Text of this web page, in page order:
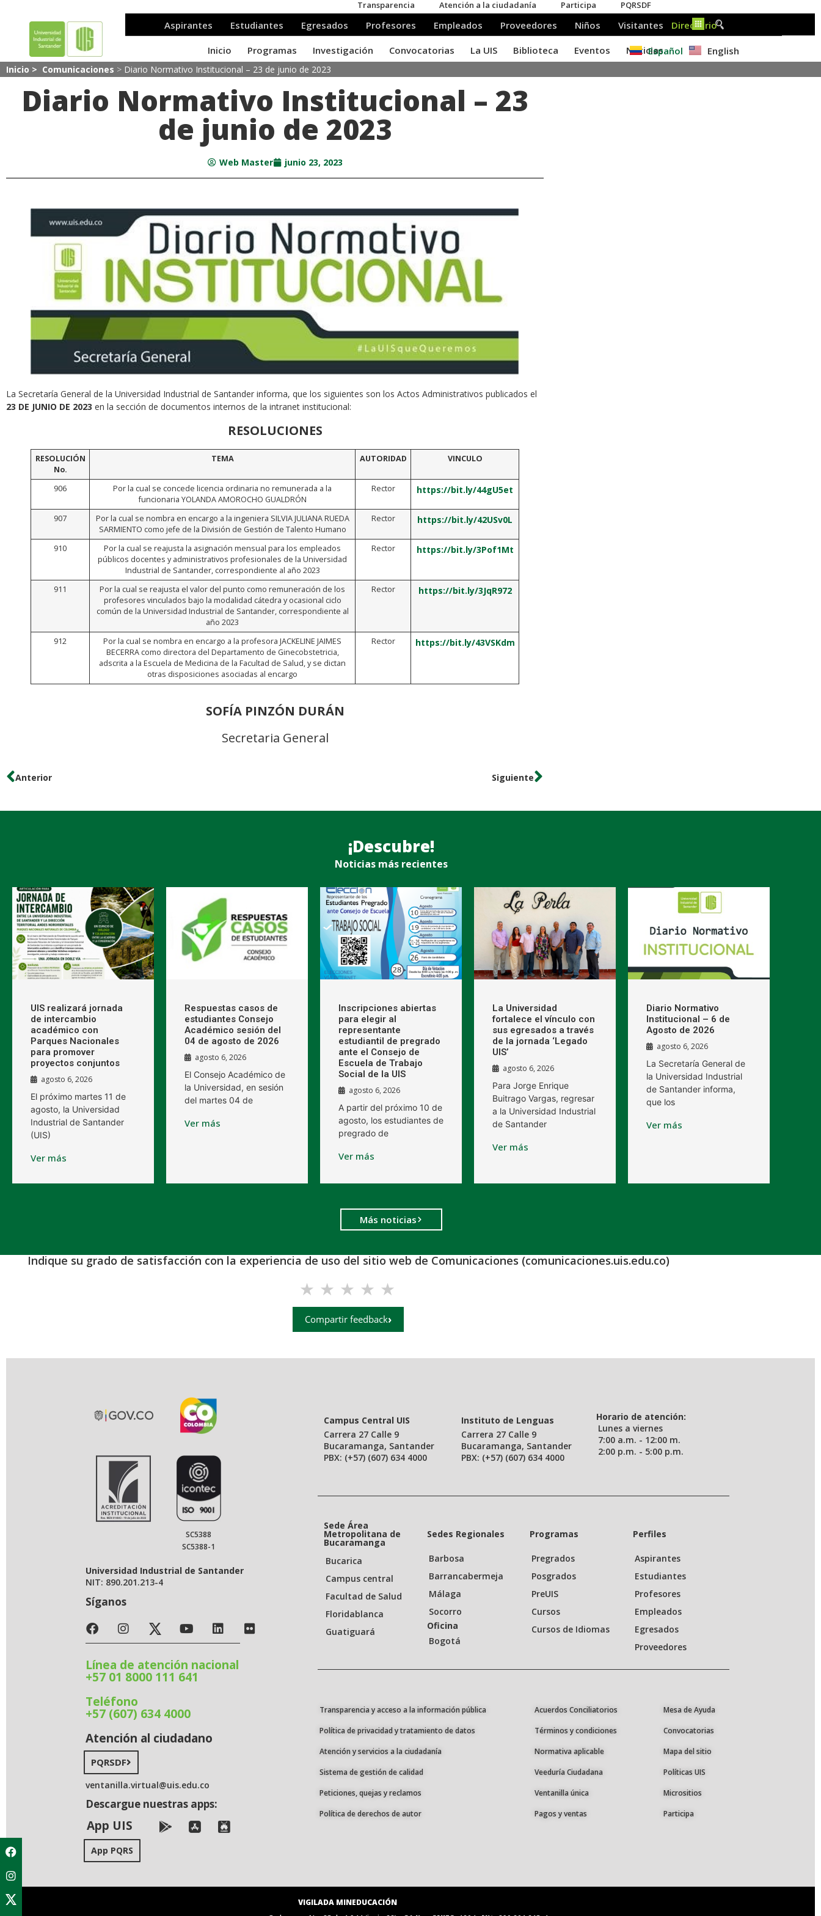
Español English
Inicio > Comunicaciones > Diario Normativo Institucional – 23 de junio de 2023
Diario Normativo Institucional – 23
de junio de 2023
Web Master junio 23, 2023
La Secretaría General de la Universidad Industrial de Santander informa, que los siguientes son los Actos Administrativos publicados el
23 DE JUNIO DE 2023 en la sección de documentos internos de la intranet institucional:
RESOLUCIONES
RESOLUCIÓN
No.
TEMA AUTORIDAD VINCULO
906
Por la cual se concede licencia ordinaria no remunerada a la
funcionaria YOLANDA AMOROCHO GUALDRÓN
Rector https://bit.ly/44gU5et
907
Por la cual se nombra en encargo a la ingeniera SILVIA JULIANA RUEDA
SARMIENTO como jefe de la División de Gestión de Talento Humano
Rector https://bit.ly/42USv0L
910
Por la cual se reajusta la asignación mensual para los empleados
públicos docentes y administrativos profesionales de la Universidad
Industrial de Santander, correspondiente al año 2023
Rector https://bit.ly/3Pof1Mt
911
Por la cual se reajusta el valor del punto como remuneración de los
profesores vinculados bajo la modalidad cátedra y ocasional ciclo
común de la Universidad Industrial de Santander, correspondiente al
año 2023
Rector https://bit.ly/3JqR972
912
Por la cual se nombra en encargo a la profesora JACKELINE JAIMES
BECERRA como directora del Departamento de Ginecobstetricia,
adscrita a la Escuela de Medicina de la Facultad de Salud, y se dictan
otras disposiciones asociadas al encargo
Rector https://bit.ly/43VSKdm
SOFÍA PINZÓN DURÁN
Secretaria General
Anterior Siguiente
¡Descubre!
Noticias más recientes
UIS realizará jornada
de intercambio
académico con
Parques Nacionales
para promover
proyectos conjuntos
agosto 6, 2026
El próximo martes 11 de
agosto, la Universidad
Industrial de Santander
(UIS)
Ver más
Respuestas casos de
estudiantes Consejo
Académico sesión del
04 de agosto de 2026
agosto 6, 2026
El Consejo Académico de
la Universidad, en sesión
del martes 04 de
Ver más
Inscripciones abiertas
para elegir al
representante
estudiantil de pregrado
ante el Consejo de
Escuela de Trabajo
Social de la UIS
agosto 6, 2026
A partir del próximo 10 de
agosto, los estudiantes de
pregrado de
Ver más
La Universidad
fortalece el vínculo con
sus egresados a través
de la jornada ‘Legado
UIS’
agosto 6, 2026
Para Jorge Enrique
Buitrago Vargas, regresar
a la Universidad Industrial
de Santander
Ver más
Diario Normativo
Institucional – 6 de
Agosto de 2026
agosto 6, 2026
La Secretaría General de
la Universidad Industrial
de Santander informa,
que los
Ver más
Más noticias
Indique su grado de satisfacción con la experiencia de uso del sitio web de Comunicaciones (comunicaciones.uis.edu.co)